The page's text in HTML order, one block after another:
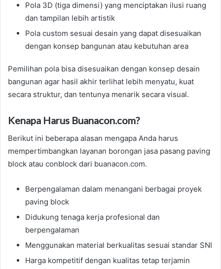
Pola 3D (tiga dimensi) yang menciptakan ilusi ruang
dan tampilan lebih artistik
Pola custom sesuai desain yang dapat disesuaikan
dengan konsep bangunan atau kebutuhan area
Pemilihan pola bisa disesuaikan dengan konsep desain
bangunan agar hasil akhir terlihat lebih menyatu, kuat
secara struktur, dan tentunya menarik secara visual.
Kenapa Harus Buanacon.com?
Berikut ini beberapa alasan mengapa Anda harus
mempertimbangkan layanan borongan jasa pasang paving
block atau conblock dari buanacon.com.
Berpengalaman dalam menangani berbagai proyek
paving block
Didukung tenaga kerja profesional dan
berpengalaman
Menggunakan material berkualitas sesuai standar SNI
Harga kompetitif dengan kualitas tetap terjamin